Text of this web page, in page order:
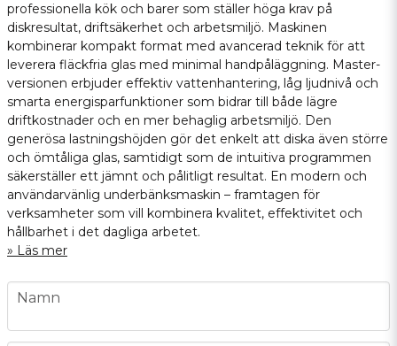
professionella kök och barer som ställer höga krav på
diskresultat, driftsäkerhet och arbetsmiljö. Maskinen
kombinerar kompakt format med avancerad teknik för att
leverera fläckfria glas med minimal handpåläggning. Master-
versionen erbjuder effektiv vattenhantering, låg ljudnivå och
smarta energisparfunktioner som bidrar till både lägre
driftkostnader och en mer behaglig arbetsmiljö. Den
generösa lastningshöjden gör det enkelt att diska även större
och ömtåliga glas, samtidigt som de intuitiva programmen
säkerställer ett jämnt och pålitligt resultat. En modern och
användarvänlig underbänksmaskin – framtagen för
verksamheter som vill kombinera kvalitet, effektivitet och
hållbarhet i det dagliga arbetet.
Läs mer
name
Namn